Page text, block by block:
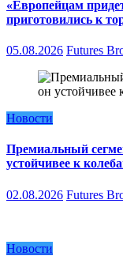
«Европейцам
приготовились к
05.08.2026 Futures
Новости
Премиальный
устойчивее к
02.08.2026 Futures
Новости